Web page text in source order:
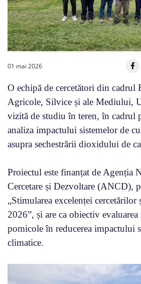
01 mai 2026
O echipă de cercetători din cadrul
Agricole, Silvice și ale Mediului,
vizită de studiu în teren, în cadrul
analiza impactului sistemelor de
asupra sechestrării dioxidului de
Proiectul este finanțat de Agenția
Cercetare și Dezvoltare (ANCD),
„Stimularea excelenței
2026”, și are ca obiectiv
pomicole în reducerea impactului
climatice.